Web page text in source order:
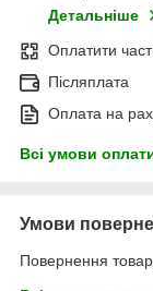
Детальніше
Оплатити
Післяплата
Оплата на
Всі умови
Умови
Повернення